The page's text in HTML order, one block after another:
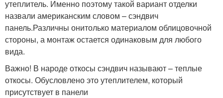
утеплитель. Именно поэтому такой вариант отделки
назвали американским словом – сэндвич
панель.Различны онитолько материалом облицовочной
стороны, а монтаж остается одинаковым для любого
вида.
Важно! В народе откосы сэндвич называют – теплые
откосы. Обусловлено это утеплителем, который
присутствует в панели